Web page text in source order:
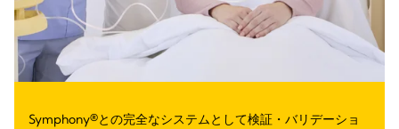
Symphony®との完全なシステムとして検証・バリデーショ